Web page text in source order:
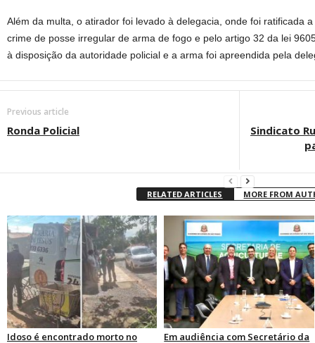
Além da multa, o atirador foi levado à delegacia, onde foi ratificada
crime de posse irregular de arma de fogo e pelo artigo 32 da lei
à disposição da autoridade policial e a arma foi apreendida pela
Previous article
Ronda Policial
Sindicato
RELATED ARTICLES MORE FROM
Idoso é encontrado morto no
Em audiência com Secretário da